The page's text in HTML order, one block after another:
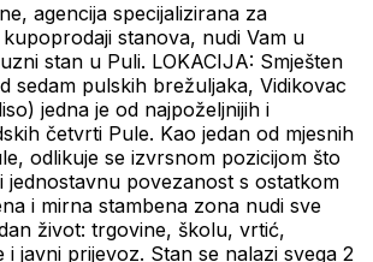
agencija specijalizirana za
stanova, nudi Vam u
stan u Puli. LOKACIJA: Smješten
sedam pulskih brežuljaka, Vidikovac
jedna je od najpoželjnijih i
četvrti Pule. Kao jedan od mjesnih
odlikuje se izvrsnom pozicijom što
jednostavnu povezanost s ostatkom
i mirna stambena zona nudi sve
život: trgovine, školu, vrtić,
i javni prijevoz. Stan se nalazi svega 2